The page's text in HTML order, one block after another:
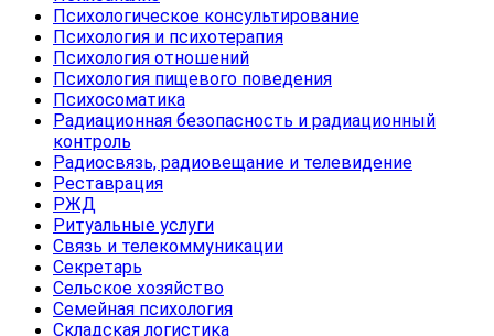
Психологическое консультирование
Психология и психотерапия
Психология отношений
Психология пищевого поведения
Психосоматика
Радиационная безопасность и радиационный
контроль
Радиосвязь, радиовещание и телевидение
Реставрация
РЖД
Ритуальные услуги
Связь и телекоммуникации
Секретарь
Сельское хозяйство
Семейная психология
Складская логистика